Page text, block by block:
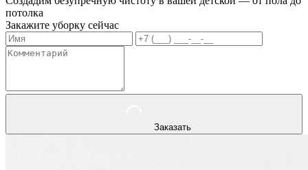
потолка
Закажите уборку сейчас
Заказать